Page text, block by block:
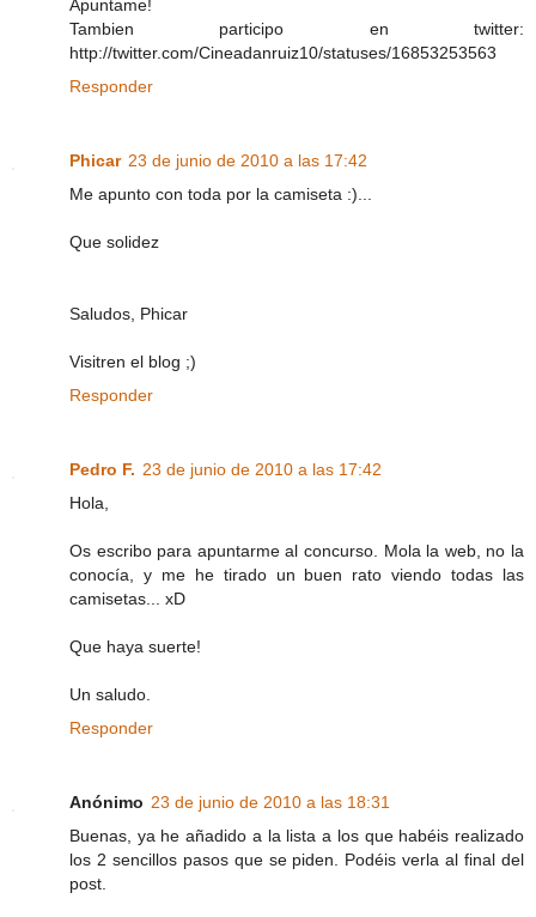
Apuntame!
Tambien participo en twitter:
http://twitter.com/Cineadanruiz10/statuses/16853253563
Responder
Phicar 23 de junio de 2010 a las 17:42
Me apunto con toda por la camiseta :)...
Que solidez
Saludos, Phicar
Visitren el blog ;)
Responder
Pedro F. 23 de junio de 2010 a las 17:42
Hola,
Os escribo para apuntarme al concurso. Mola la web, no la
conocía, y me he tirado un buen rato viendo todas las
camisetas... xD
Que haya suerte!
Un saludo.
Responder
Anónimo 23 de junio de 2010 a las 18:31
Buenas, ya he añadido a la lista a los que habéis realizado
los 2 sencillos pasos que se piden. Podéis verla al final del
post.